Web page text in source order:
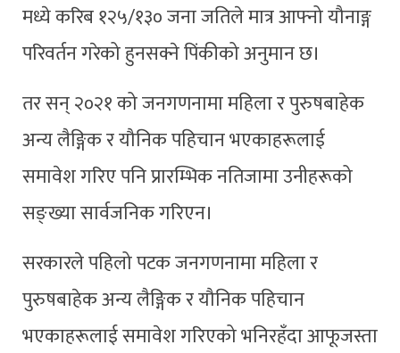
मध्ये करिब १२५/१३० जना जतिले मात्र आफ्नो यौनाङ्ग
परिवर्तन गरेको हुनसक्ने पिंकीको अनुमान छ।
तर सन् २०२१ को जनगणनामा महिला र पुरुषबाहेक
अन्य लैङ्गिक र यौनिक पहिचान भएकाहरूलाई
समावेश गरिए पनि प्रारम्भिक नतिजामा उनीहरूको
सङ्ख्या सार्वजनिक गरिएन।
सरकारले पहिलो पटक जनगणनामा महिला र
पुरुषबाहेक अन्य लैङ्गिक र यौनिक पहिचान
भएकाहरूलाई समावेश गरिएको भनिरहँदा आफूजस्ता